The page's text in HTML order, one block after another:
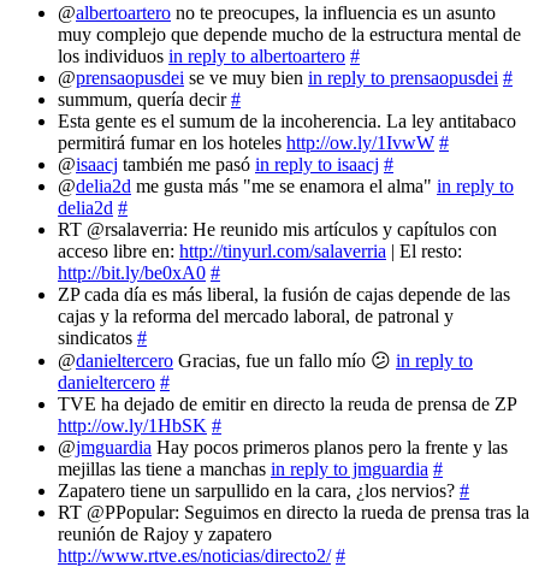
@albertoartero no te preocupes, la influencia es un asunto
muy complejo que depende mucho de la estructura mental de
los individuos in reply to albertoartero #
@prensaopusdei se ve muy bien in reply to prensaopusdei #
summum, quería decir#
Esta gente es el sumum de la incoherencia. La ley antitabaco
permitirá fumar en los hoteles http://ow.ly/1IvwW #
@isaacj también me pasó in reply to isaacj #
@delia2d me gusta más "me se enamora el alma" in reply to
delia2d #
RT @rsalaverria: He reunido mis artículos y capítulos con
acceso libre en: http://tinyurl.com/salaverria | El resto:
http://bit.ly/be0xA0 #
ZP cada día es más liberal, la fusión de cajas depende de las
cajas y la reforma del mercado laboral, de patronal y
sindicatos #
@danieltercero Gracias, fue un fallo mío 😕 in reply to
danieltercero #
TVE ha dejado de emitir en directo la reuda de prensa de ZP
http://ow.ly/1HbSK #
@jmguardia Hay pocos primeros planos pero la frente y las
mejillas las tiene a manchas in reply to jmguardia #
Zapatero tiene un sarpullido en la cara, ¿los nervios? #
RT @PPopular: Seguimos en directo la rueda de prensa tras la
reunión de Rajoy y zapatero
http://www.rtve.es/noticias/directo2/ #